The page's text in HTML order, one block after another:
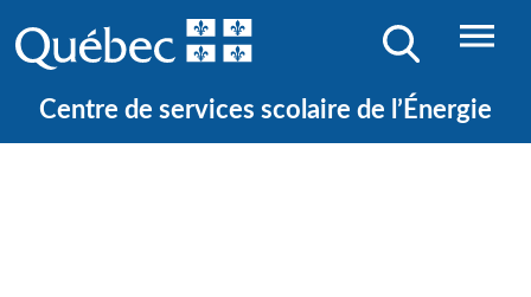
Centre de services scolaire de l’Énergie